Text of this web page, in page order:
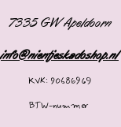
7335 GW Apeldoorn
info@nientjeskadoshop.nl
KVK: 90686969
BTW-nummer